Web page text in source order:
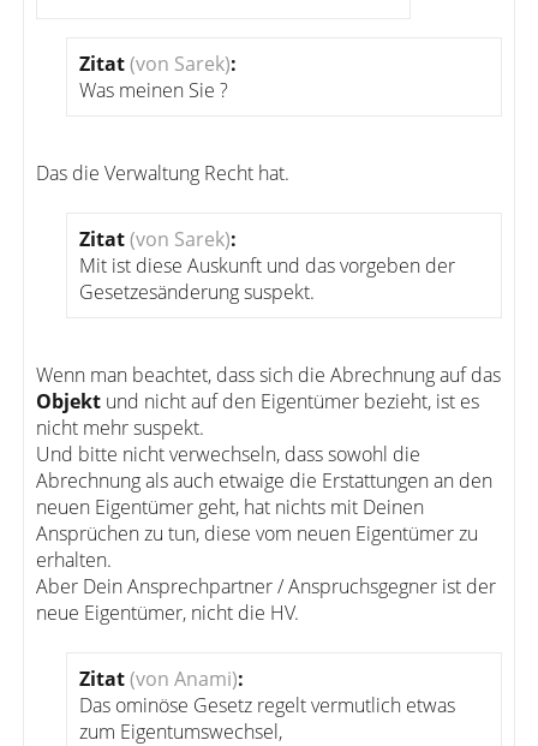
Zitat(von Sarek):
Was meinen Sie ?
Das die Verwaltung Recht hat.
Zitat(von Sarek):
Mit ist diese Auskunft und das vorgeben der
Gesetzesänderung suspekt.
Wenn man beachtet, dass sich die Abrechnung auf das
Objektund nicht auf den Eigentümer bezieht, ist es
nicht mehr suspekt.
Und bitte nicht verwechseln, dass sowohl die
Abrechnung als auch etwaige die Erstattungen an den
neuen Eigentümer geht, hat nichts mit Deinen
Ansprüchen zu tun, diese vom neuen Eigentümer zu
erhalten.
Aber Dein Ansprechpartner / Anspruchsgegner ist der
neue Eigentümer, nicht die HV.
Zitat(von Anami):
Das ominöse Gesetz regelt vermutlich etwas
zum Eigentumswechsel,